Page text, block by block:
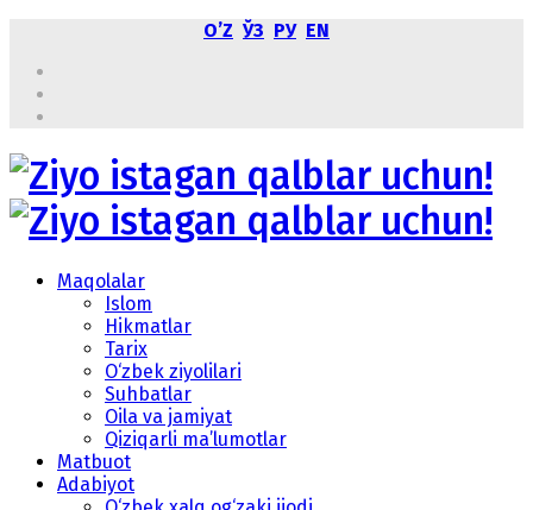
OʼZ ЎЗ РУ EN
Maqolalar
Islom
Hikmatlar
Tarix
O‘zbek ziyolilari
Suhbatlar
Oila va jamiyat
Qiziqarli ma’lumotlar
Matbuot
Adabiyot